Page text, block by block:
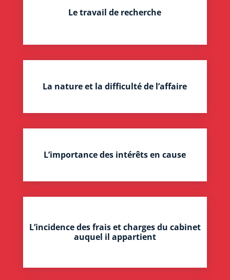
Le travail de recherche
La nature et la difficulté de l’affaire
L’importance des intérêts en cause
L’incidence des frais et charges du cabinet
auquel il appartient